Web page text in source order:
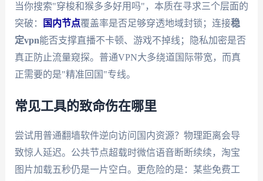
当你搜索"穿梭和猴多多好用吗"，本质在寻求三个层面的
突破：
国内节点覆盖率是否足够穿透地域封锁；连接稳
定vpn能否支撑直播不卡顿、游戏不掉线；隐私加密是否
真正防止流量窥探。普通VPN大多绕道国际带宽，而真
正需要的是"精准回国"专线。
常见工具的致命伤在哪里
尝试用普通翻墙软件逆向访问国内资源？物理距离会导
致惊人延迟。公共节点超载时微信语音断断续续，淘宝
图片加载五秒仍是一片空白。更危险的是：某些免费工